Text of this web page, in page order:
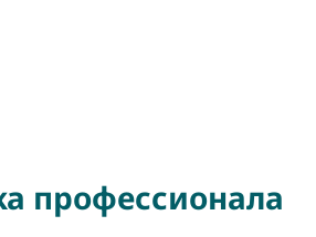
профессионала